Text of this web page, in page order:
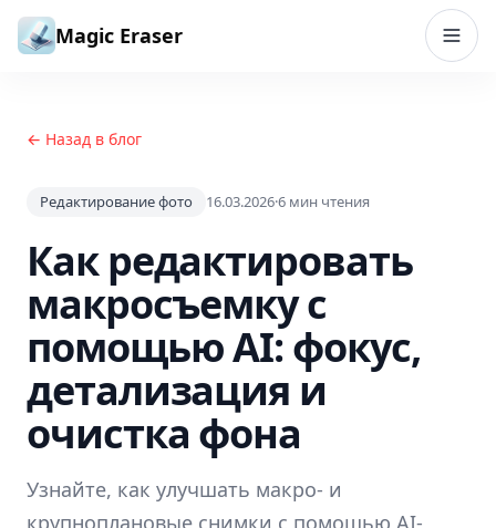
Перейти к содержимому
Magic Eraser
← Назад в блог
Редактирование фото 16.03.2026·6 мин чтения
Как редактировать
макросъемку с
помощью AI: фокус,
детализация и
очистка фона
Узнайте, как улучшать макро- и
крупноплановые снимки с помощью AI-